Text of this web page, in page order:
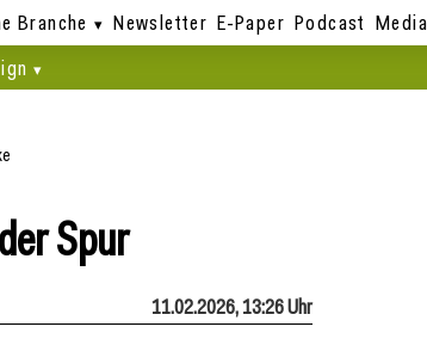
Branche Newsletter E-Paper Podcast
Spur
11.02.2026, 13:26 Uhr